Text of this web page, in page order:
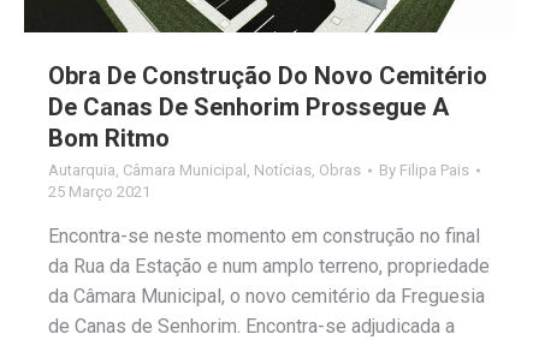
Obra De Construção Do Novo Cemitério
De Canas De Senhorim Prossegue A
Bom Ritmo
Autarquia, Câmara Municipal , Notícias, Obras By Filipa Pais
25 Março 2021
Encontra-se neste momento em construção no final
da Rua da Estação e num amplo terreno, propriedade
da Câmara Municipal, o novo cemitério da Freguesia
de Canas de Senhorim. Encontra-se adjudicada a